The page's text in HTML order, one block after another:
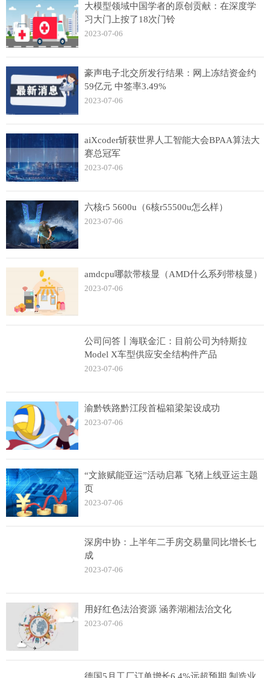
大模型领域中国学者的原创贡献：在深度学
习大门上按了18次门铃
2023-07-06
豪声电子北交所发行结果：网上冻结资金约
59亿元 中签率3.49%
2023-07-06
aiXcoder斩获世界人工智能大会BPAA算法大
赛总冠军
2023-07-06
六核r5 5600u（6核r55500u怎么样）
2023-07-06
amdcpu哪款带核显（AMD什么系列带核显）
2023-07-06
公司问答丨海联金汇：目前公司为特斯拉
Model X车型供应安全结构件产品
2023-07-06
渝黔铁路黔江段首榀箱梁架设成功
2023-07-06
“文旅赋能亚运”活动启幕 飞猪上线亚运主题
页
2023-07-06
深房中协：上半年二手房交易量同比增长七
成
2023-07-06
用好红色法治资源 涵养湖湘法治文化
2023-07-06
德国5月工厂订单增长6.4%远超预期 制造业